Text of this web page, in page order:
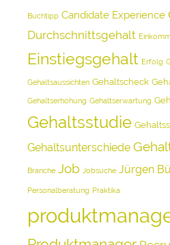
Buchtipp Candidate Experience
Durchschnittsgehalt
Einstiegsgehalt Erfolg
Gehaltsaussichten Gehaltscheck
Gehaltserhöhung Gehaltserwartung
Gehaltsstudie
Gehaltsunterschiede
Branche Job Jobsuche Jürgen
Personalberatung Praktika